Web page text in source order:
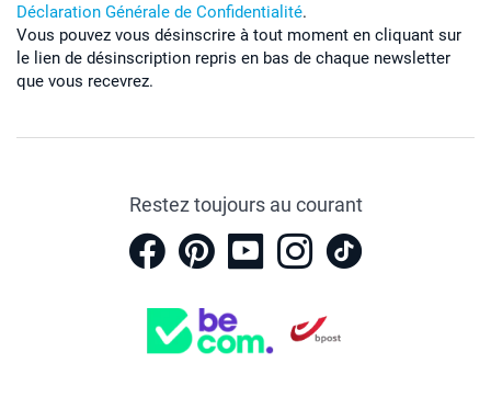
Déclaration Générale de Confidentialité.
Vous pouvez vous désinscrire à tout moment en cliquant sur
le lien de désinscription repris en bas de chaque newsletter
que vous recevrez.
Restez toujours au courant